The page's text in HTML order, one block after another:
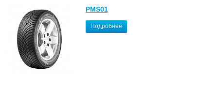
PMS01
Подробнее